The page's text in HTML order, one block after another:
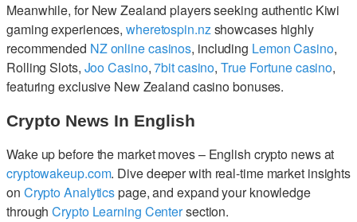
Meanwhile, for New Zealand players seeking authentic Kiwi
gaming experiences, wheretospin.nzshowcases highly
recommended NZ online casinos, including Lemon Casino,
Rolling Slots, Joo Casino,7bit casino,True Fortune casino,
featuring exclusive New Zealand casino bonuses.
Crypto News In English
Wake up before the market moves – English crypto news at
cryptowakeup.com. Dive deeper with real-time market insights
on Crypto Analyticspage, and expand your knowledge
throughCrypto Learning Centersection.